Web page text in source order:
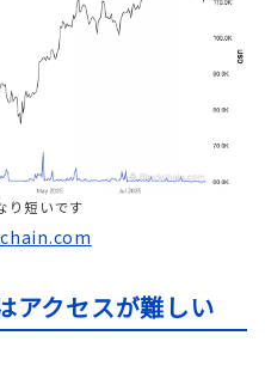
り短いです
アクセスが難しい